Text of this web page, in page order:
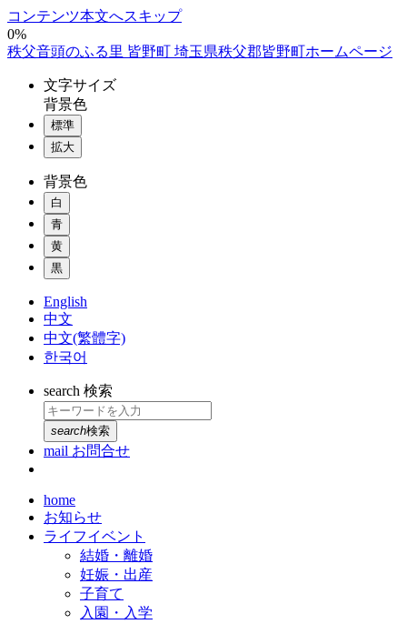
コンテンツ本文へスキップ
0%
秩父音頭のふる里 皆野町 埼玉県秩父郡皆野町ホームページ
文字サイズ
背景色
標準
拡大
背景色
白
青
黄
黒
English
中文
中文(繁體字)
한국어
search 検索
search検索
mail お問合せ
home
お知らせ
ライフイベント
結婚・離婚
妊娠・出産
子育て
入園・入学